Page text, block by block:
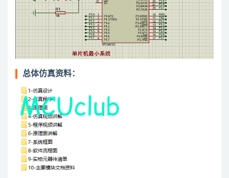
总体仿真资料：